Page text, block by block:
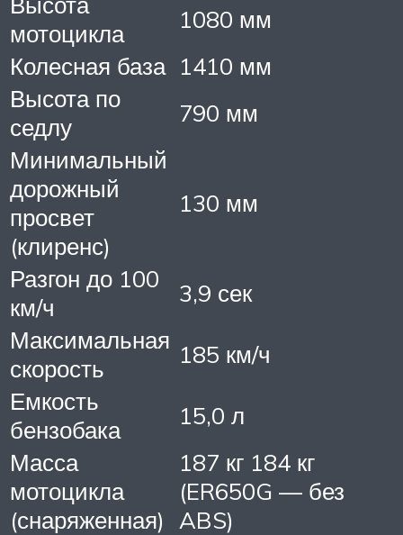
мотоцикла
1080 мм
Колесная база 1410 мм
Высота по
седлу
790 мм
Минимальный
дорожный
просвет
(клиренс)
130 мм
Разгон до 100
км/ч
3,9 сек
Максимальная
скорость
185 км/ч
Емкость
бензобака
15,0 л
Масса
мотоцикла
(снаряженная)
187 кг 184 кг
(ER650G — без
ABS)